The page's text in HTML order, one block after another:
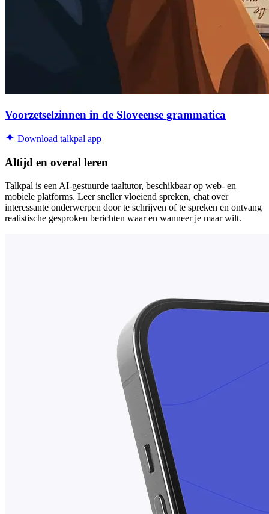
Voorzetselzinnen in de Sloveense grammatica
Download talkpal app
Altijd en overal leren
Talkpal is een AI-gestuurde taaltutor, beschikbaar op web- en
mobiele platforms. Leer sneller vloeiend spreken, chat over
interessante onderwerpen door te schrijven of te spreken en ontvang
realistische gesproken berichten waar en wanneer je maar wilt.